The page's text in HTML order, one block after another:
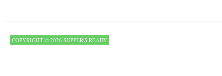
COPYRIGHT © 2026 SUPPER'S READY